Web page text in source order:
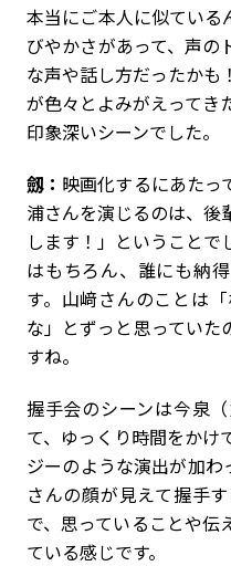
本当にご本人に似ている
びやかさがあって、声の
な声や話し方だったかも
が色々とよみがえってき
印象深いシーンでした。
劔： 映画化するにあたっ
浦さんを演じるのは、後
します！」ということ
はもちろん、誰にも納
す。山﨑さんのことは
な」とずっと思っていた
すね。
握手会のシーンは今泉（
て、ゆっくり時間をかけ
ジーのような演出が加わ
さんの顔が見えて握手
で、思っていることや伝
ている感じです。